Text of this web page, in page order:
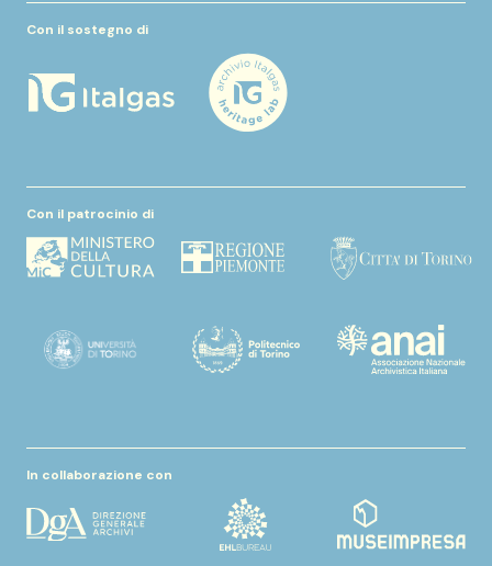
Con il sostegno di
Con il patrocinio di
In collaborazione con